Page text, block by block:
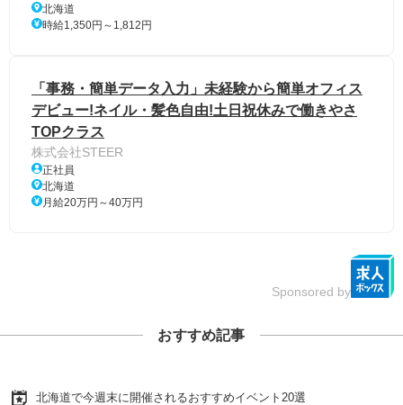
北海道
時給1,350円～1,812円
「事務・簡単データ入力」未経験から簡単オフィス
デビュー!ネイル・髪色自由!土日祝休みで働きやさ
TOPクラス
株式会社STEER
正社員
北海道
月給20万円～40万円
Sponsored by
おすすめ記事
北海道で今週末に開催されるおすすめイベント20選